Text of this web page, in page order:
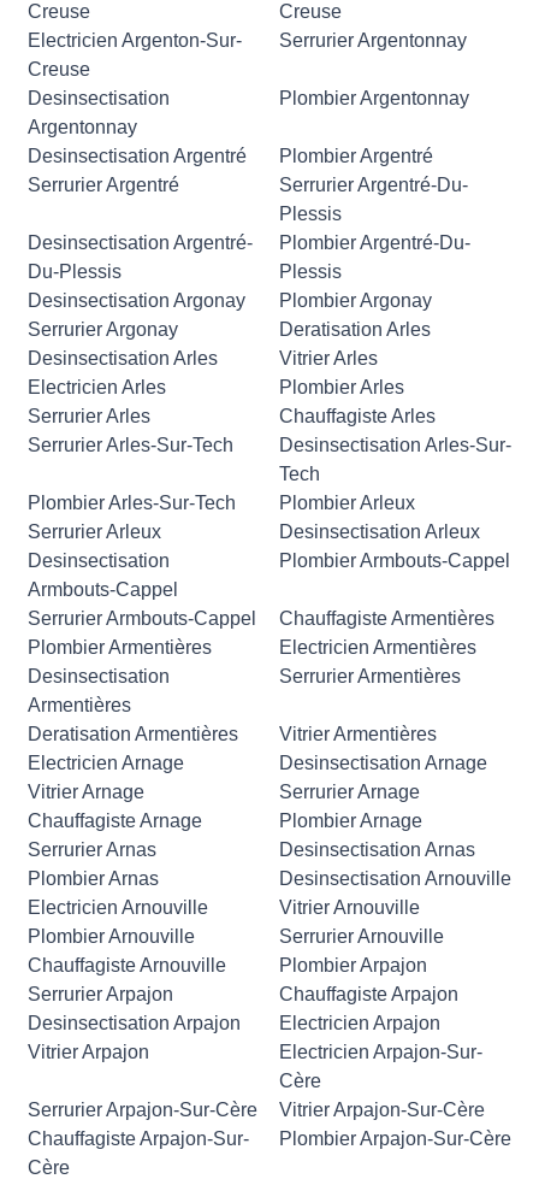
Creuse
Creuse
Electricien Argenton-Sur-
Creuse
Serrurier Argentonnay
Desinsectisation
Argentonnay
Plombier Argentonnay
Desinsectisation Argentré
Plombier Argentré
Serrurier Argentré
Serrurier Argentré-Du-
Plessis
Desinsectisation Argentré-
Du-Plessis
Plombier Argentré-Du-
Plessis
Desinsectisation Argonay
Plombier Argonay
Serrurier Argonay
Deratisation Arles
Desinsectisation Arles
Vitrier Arles
Electricien Arles
Plombier Arles
Serrurier Arles
Chauffagiste Arles
Serrurier Arles-Sur-Tech
Desinsectisation Arles-Sur-
Tech
Plombier Arles-Sur-Tech
Plombier Arleux
Serrurier Arleux
Desinsectisation Arleux
Desinsectisation
Armbouts-Cappel
Plombier Armbouts-Cappel
Serrurier Armbouts-Cappel
Chauffagiste Armentières
Plombier Armentières
Electricien Armentières
Desinsectisation
Armentières
Serrurier Armentières
Deratisation Armentières
Vitrier Armentières
Electricien Arnage
Desinsectisation Arnage
Vitrier Arnage
Serrurier Arnage
Chauffagiste Arnage
Plombier Arnage
Serrurier Arnas
Desinsectisation Arnas
Plombier Arnas
Desinsectisation Arnouville
Electricien Arnouville
Vitrier Arnouville
Plombier Arnouville
Serrurier Arnouville
Chauffagiste Arnouville
Plombier Arpajon
Serrurier Arpajon
Chauffagiste Arpajon
Desinsectisation Arpajon
Electricien Arpajon
Vitrier Arpajon
Electricien Arpajon-Sur-
Cère
Serrurier Arpajon-Sur-Cère
Vitrier Arpajon-Sur-Cère
Chauffagiste Arpajon-Sur-
Cère
Plombier Arpajon-Sur-Cère